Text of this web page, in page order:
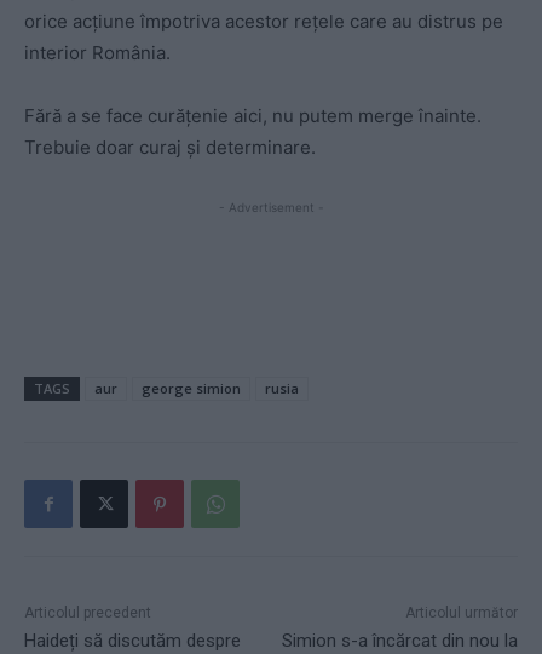
orice acțiune împotriva acestor rețele care au distrus pe
interior România.
Fără a se face curățenie aici, nu putem merge înainte.
Trebuie doar curaj și determinare.
- Advertisement -
TAGS aur george simion rusia
Articolul precedent
Haideți să discutăm despre
Articolul următor
Simion s-a încărcat din nou la